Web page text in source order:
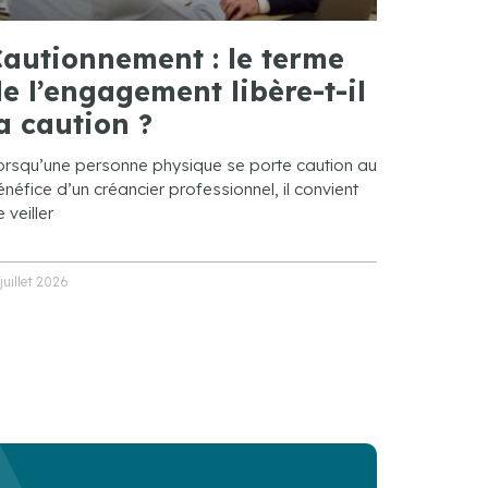
: le terme
l’engagement libère-t-il
caution ?
personne physique se porte caution au
d’un créancier professionnel, il convient
veiller
juillet 2026